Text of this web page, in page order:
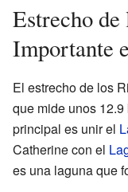
Estrecho
Importante
El estrecho de los
que mide unos
principal es unir el
Catherine con el
es una laguna que